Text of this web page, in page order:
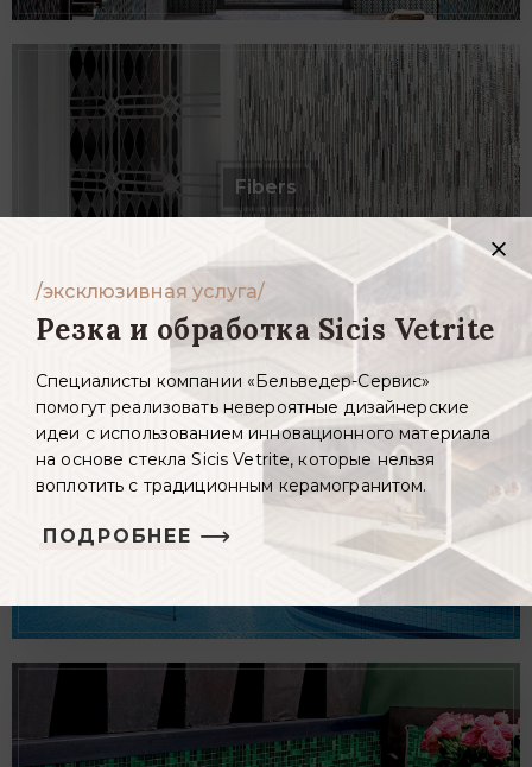
Fibers
Murano Smalto
/эксклюзивная услуга/
Резка и обработка Sicis Vetrite
Специалисты компании «Бельведер-Сервис»
помогут реализовать невероятные дизайнерские
идеи с использованием инновационного материала
на основе стекла Sicis Vetrite, которые нельзя
воплотить с традиционным керамогранитом.
ПОДРОБНЕЕ